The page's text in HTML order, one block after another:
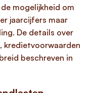
mogelijkheid om
jaarcijfers maar
De details over
kredietvoorwaarden
beschreven in